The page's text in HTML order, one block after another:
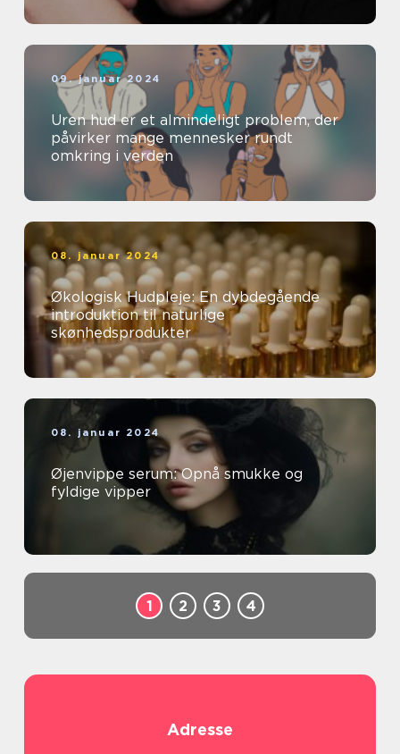
09. januar 2024
Uren hud er et almindeligt problem, der
påvirker mange mennesker rundt
omkring i verden
08. januar 2024
Økologisk Hudpleje: En dybdegående
introduktion til naturlige
skønhedsprodukter
08. januar 2024
Øjenvippe serum: Opnå smukke og
fyldige vipper
1 2 3 4
Adresse